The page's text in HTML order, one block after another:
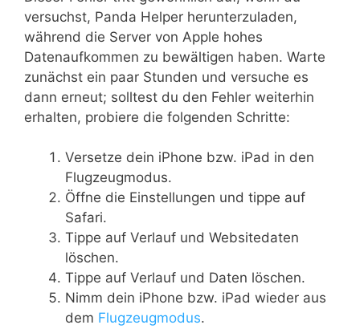
versuchst, Panda Helper herunterzuladen,
während die Server von Apple hohes
Datenaufkommen zu bewältigen haben. Warte
zunächst ein paar Stunden und versuche es
dann erneut; solltest du den Fehler weiterhin
erhalten, probiere die folgenden Schritte:
Versetze dein iPhone bzw. iPad in den
Flugzeugmodus.
Öffne die Einstellungen und tippe auf
Safari.
Tippe auf Verlauf und Websitedaten
löschen.
Tippe auf Verlauf und Daten löschen.
Nimm dein iPhone bzw. iPad wieder aus
dem Flugzeugmodus.